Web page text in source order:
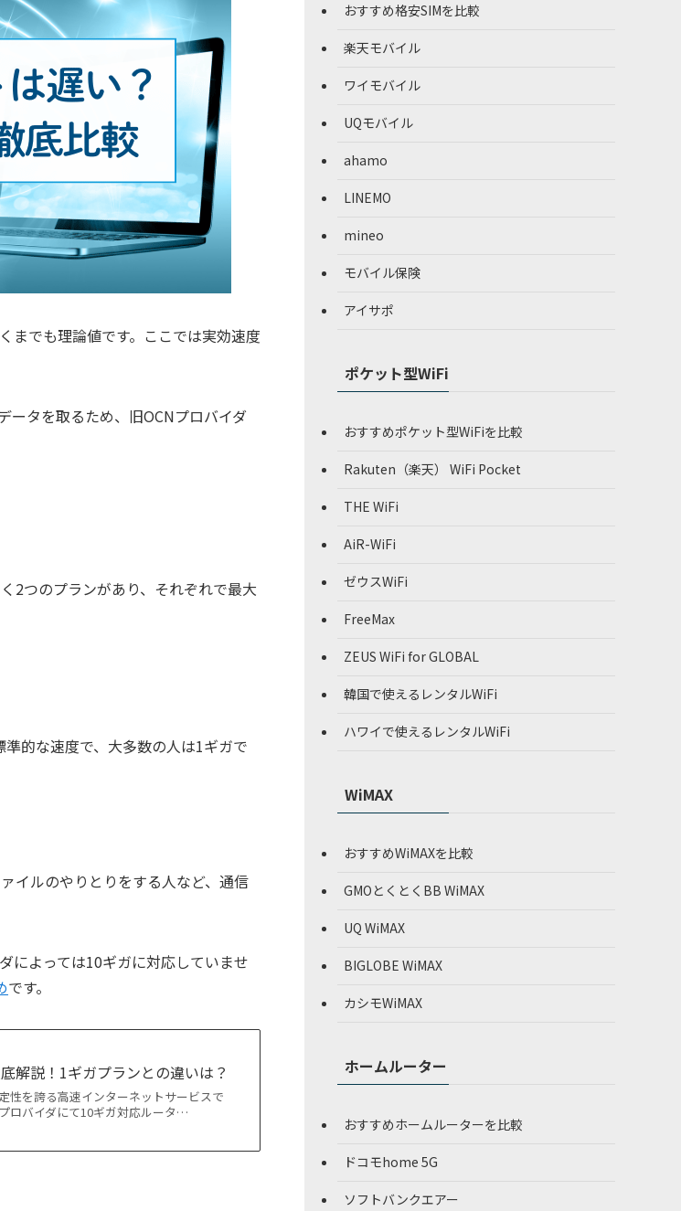
までも理論値です。ここでは実効速度
ータを取るため、旧OCNプロバイダ
2つのプランがあり、それぞれで最大
的な速度で、大多数の人は1ギガで
イルのやりとりをする人など、通信
によっては10ギガに対応していませ
です。
解説！1ギガプランとの違いは？
性を誇る高速インターネットサービスで
ロバイダにて10ギガ対応ルータ…
おすすめ格安SIMを比較
楽天モバイル
ワイモバイル
UQモバイル
ahamo
LINEMO
mineo
モバイル保険
アイサポ
ポケット型WiFi
おすすめポケット型WiFiを比較
Rakuten（楽天） WiFi Pocket
THE WiFi
AiR-WiFi
ゼウスWiFi
FreeMax
ZEUS WiFi for GLOBAL
韓国で使えるレンタルWiFi
ハワイで使えるレンタルWiFi
WiMAX
おすすめWiMAXを比較
GMOとくとくBB WiMAX
UQ WiMAX
BIGLOBE WiMAX
カシモWiMAX
ホームルーター
おすすめホームルーターを比較
ドコモhome 5G
ソフトバンクエアー